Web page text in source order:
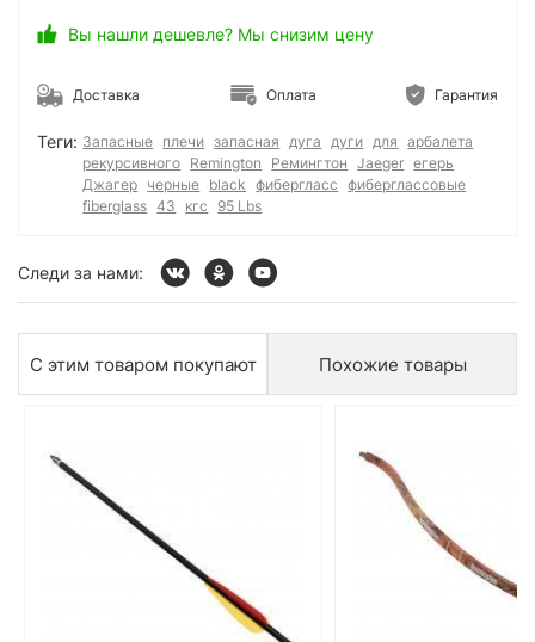
Вы нашли дешевле? Мы снизим цену
Доставка Оплата Гарантия
Теги: Запасные плечи запасная дуга дуги для
арбалета
рекурсивного Remington Ремингтон Jaeger егерь
Джагер черные black фибергласс
фиберглассовые
fiberglass 43 кгс 95 Lbs
Следи за нами:
С этим товаром покупают Похожие товары